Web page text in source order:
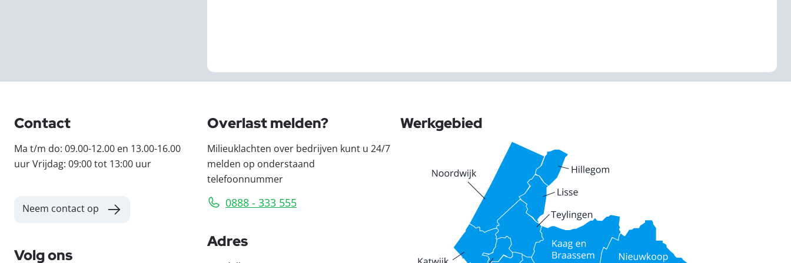
Contact
Ma t/m do: 09.00-12.00 en 13.00-16.00
uur Vrijdag: 09:00 tot 13:00 uur
Neem contact op
Volg ons
Overlast melden?
Milieuklachten over bedrijven kunt u 24/7
melden op onderstaand
telefoonnummer
0888 - 333 555
Adres
Werkgebied